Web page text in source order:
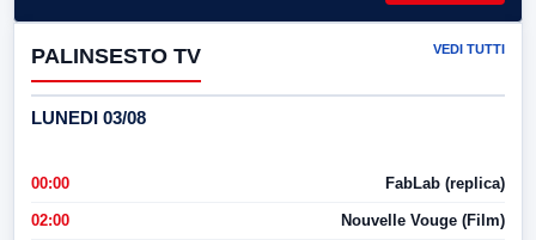
PALINSESTO TV VEDI TUTTI
LUNEDI 03/08
00:00 FabLab (replica)
02:00 Nouvelle Vouge (Film)